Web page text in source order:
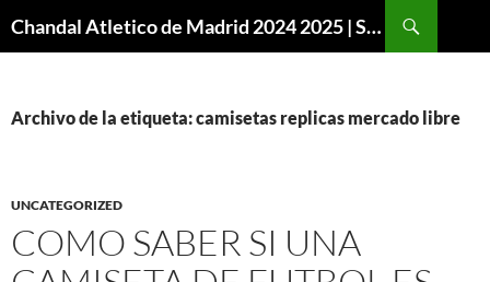
Chandal Atletico de Madrid 2024 2025 | SuperVigo
Archivo de la etiqueta: camisetas replicas mercado libre
UNCATEGORIZED
COMO SABER SI UNA